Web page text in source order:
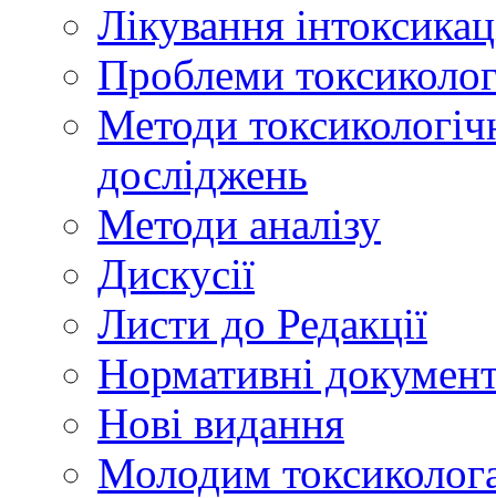
Лікування
Проблеми
Методи
досліджень
Методи аналізу
Дискусії
Листи до Редакції
Нормативні
Нові видання
Молодим